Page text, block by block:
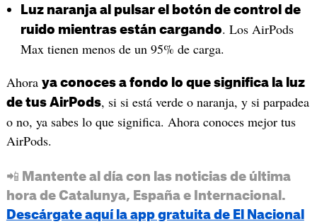
Luz naranja al pulsar el botón de control de
ruido mientras están cargando. Los AirPods
Max tienen menos de un 95% de carga.
Ahora ya conoces a fondo lo que significa la luz
de tus AirPods, si si está verde o naranja, y si parpadea
o no, ya sabes lo que significa. Ahora conoces mejor tus
AirPods.
📲 Mantente al día con las noticias de última
hora de Catalunya, España e Internacional.
Descárgate aquí la app gratuita de El Nacional